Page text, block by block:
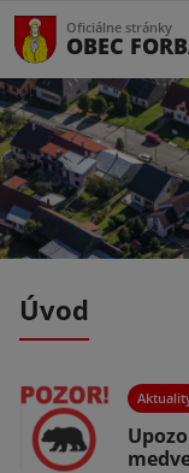
Oficiálne stránky
OBEC
Úvod